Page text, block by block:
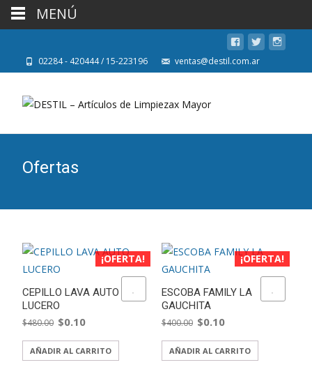
02284 - 420444 / 15-223196 ventas@destil.com.ar
Ofertas
¡OFERTA!
CEPILLO LAVA AUTO
LUCERO
$480.00 El
precio
original
$0.10
precio
actual
AÑADIR AL CARRITO
ADD TO WISHLIST
¡OFERTA!
ESCOBA FAMILY LA
GAUCHITA
$400.00 El
precio
original
$0.10
precio
actual
AÑADIR AL CARRITO
ADD TO WISHLIST
MENÚ